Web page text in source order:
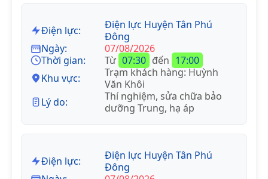
Điện lực:
Điện lực Huyện Tân Phú
Đông
Ngày:
07/08/2026
Thời gian:
Từ 07:30 đến 17:00
Khu vực:
Trạm khách hàng: Huỳnh
Văn Khôi
Lý do:
Thí nghiệm, sửa chữa bảo
dưỡng Trung, hạ áp
Điện lực:
Điện lực Huyện Tân Phú
Đông